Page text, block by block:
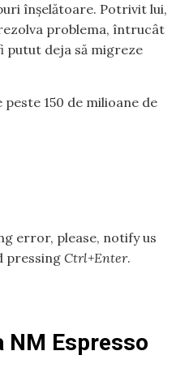
înșelătoare. Potrivit lui,
problema, întrucât
putut deja să migreze
150 de milioane de
error, please, notify us
pressing Ctrl+Enter.
NM Espresso